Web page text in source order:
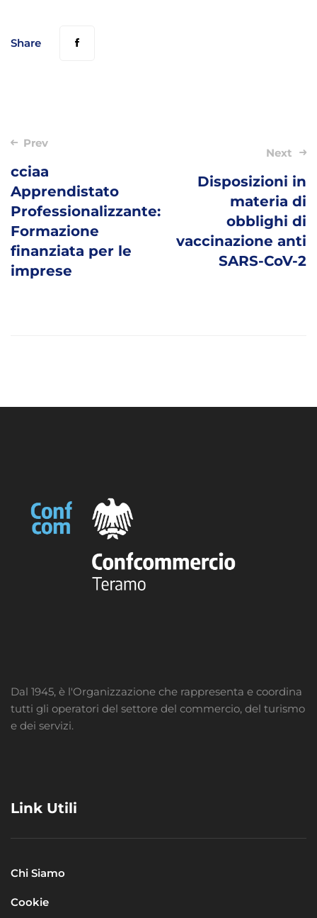
Share
Post
navigation
Prev
cciaa
Apprendistato
Professionalizzante:
Formazione
finanziata per le
imprese
Next
Disposizioni in
materia di
obblighi di
vaccinazione anti
SARS-CoV-2
Dal 1945, è l'Organizzazione che rappresenta e coordina
tutti gli operatori del settore del commercio, del turismo
e dei servizi.
Link Utili
Chi Siamo
Cookie